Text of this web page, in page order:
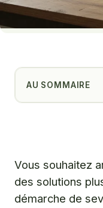
AU SOMMAIRE
renforcer votre
La vape : une
complémentaire aux
Vous souhaitez
des solutions
démarche de